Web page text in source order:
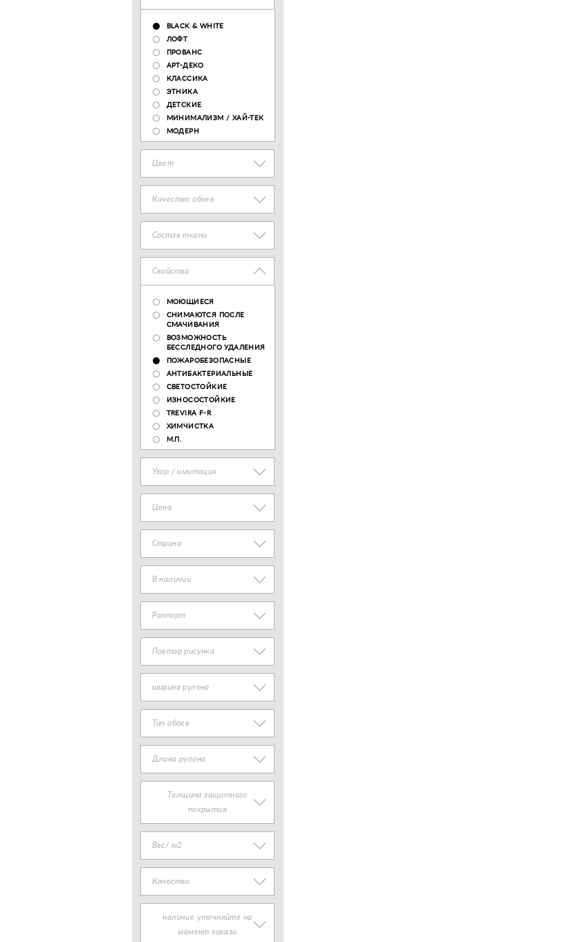
BLACK & WHITE
ЛОФТ
ПРОВАНС
АРТ-ДЕКО
КЛАССИКА
ЭТНИКА
ДЕТСКИЕ
МИНИМАЛИЗМ / ХАЙ-ТЕК
МОДЕРН
Цвет
Качество обоев
Состав ткани
Свойства
МОЮЩИЕСЯ
СНИМАЮТСЯ ПОСЛЕ
СМАЧИВАНИЯ
ВОЗМОЖНОСТЬ
БЕССЛЕДНОГО УДАЛЕНИЯ
ПОЖАРОБЕЗОПАСНЫЕ
АНТИБАКТЕРИАЛЬНЫЕ
СВЕТОСТОЙКИЕ
ИЗНОСОСТОЙКИЕ
TREVIRA F-R
ХИМЧИСТКА
М.П.
Узор / имитация
Цена
Страна
В наличии
Раппорт
Повтор рисунка
ширина рулона
Тип обоев
Длина рулона
Толщина защитного
покрытия
Вес/ м2
Качество
наличие уточняйте на
момент заказа